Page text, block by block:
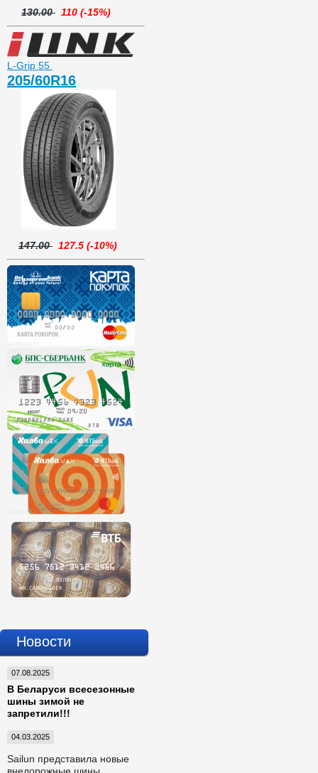
130.00 110 (-15%)
L-Grip 55
205/60R16
147.00 127.5 (-10%)
Новости
07.08.2025
В Беларуси всесезонные
шины зимой не
запретили!!!
04.03.2025
Sailun представила новые